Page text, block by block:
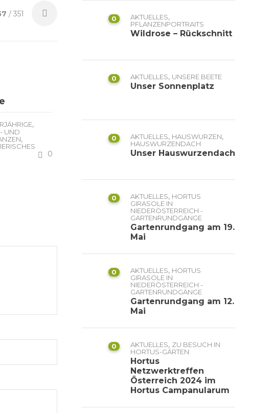
/ 351
,
UND
,
0
0 AKTUELLES,
PFLANZENPORTRAITS
Wildrose – Rückschnitt
0 AKTUELLES, UNSERE BEETE
Unser Sonnenplatz
0 AKTUELLES, HAUSWURZEN,
HAUSWURZENDACH
Unser Hauswurzendach
0 AKTUELLES, HORTUS
GIRASOLE IN
NIEDERÖSTERREICH -
GARTENRUNDGÄNGE
Gartenrundgang am 19.
Mai
0 AKTUELLES, HORTUS
GIRASOLE IN
NIEDERÖSTERREICH -
GARTENRUNDGÄNGE
Gartenrundgang am 12.
Mai
0 AKTUELLES, ZU BESUCH IN
HORTUS-GÄRTEN
Hortus
Netzwerktreffen
Österreich 2024 im
Hortus Campanularum